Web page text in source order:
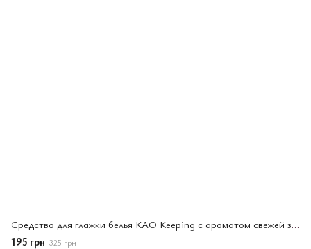
Средство для глажки белья KAO Keeping с ароматом свежей зелени, 350 мл (732248)
195 грн 325 грн